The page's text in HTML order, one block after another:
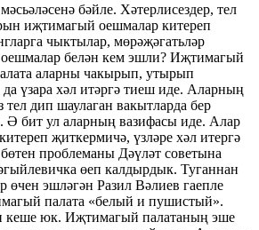
бәйле. Хәтерлисездер, тел
иҗтимагый оешмалар китереп
чыктылар, мөрәҗәгатьләр
белән кем эшли? Иҗтимагый
аларны чакырып, утырып
үзара хәл итәргә тиеш иде. Аларның
дип шаулаган вакытларда бер
Ә бит ул аларның вазифасы иде. Алар
җиткермичә, үзләре хәл итергә
проблеманы Дәүләт советына
өеп калдырдык. Туганнан
өчен эшләгән Разил Вәлиев гаепле
палата «белый и пушистый».
кеше юк. Иҗтимагый палатаның эше